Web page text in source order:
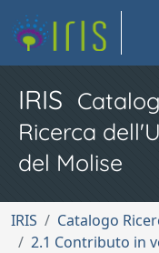
IRIS
Ricerca
del Molise
IRIS Catalogo
2.1 Contributo in